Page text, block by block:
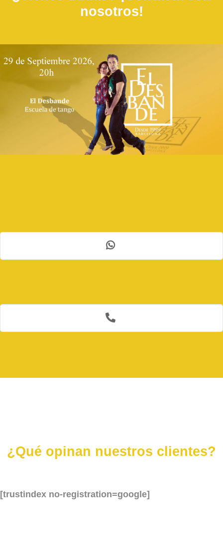
nosotros!
¿Qué opinan nuestros clientes?
[trustindex no-registration=google]